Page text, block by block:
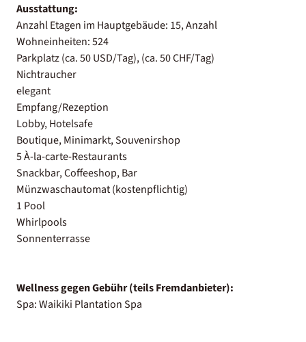
Ausstattung:
Anzahl Etagen im Hauptgebäude: 15, Anzahl
Wohneinheiten: 524
Parkplatz (ca. 50 USD/Tag), (ca. 50 CHF/Tag)
Nichtraucher
elegant
Empfang/Rezeption
Lobby, Hotelsafe
Boutique, Minimarkt, Souvenirshop
5 À-la-carte-Restaurants
Snackbar, Coffeeshop, Bar
Münzwaschautomat (kostenpflichtig)
1 Pool
Whirlpools
Sonnenterrasse
Wellness gegen Gebühr (teils Fremdanbieter):
Spa: Waikiki Plantation Spa